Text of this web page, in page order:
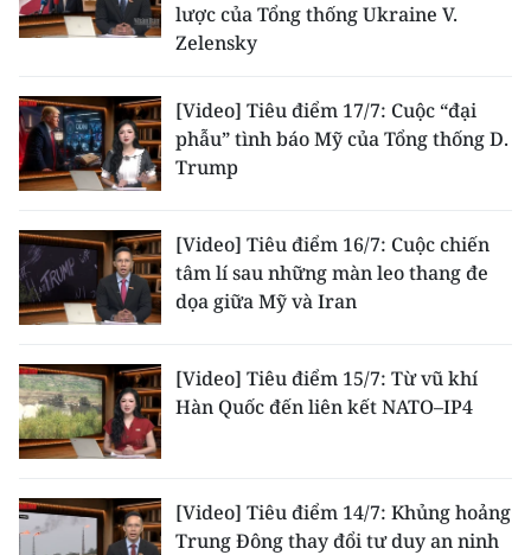
lược của Tổng thống Ukraine V.
Zelensky
[Video] Tiêu điểm 17/7: Cuộc “đại
phẫu” tình báo Mỹ của Tổng thống D.
Trump
[Video] Tiêu điểm 16/7: Cuộc chiến
tâm lí sau những màn leo thang đe
dọa giữa Mỹ và Iran
[Video] Tiêu điểm 15/7: Từ vũ khí
Hàn Quốc đến liên kết NATO–IP4
[Video] Tiêu điểm 14/7: Khủng hoảng
Trung Đông thay đổi tư duy an ninh